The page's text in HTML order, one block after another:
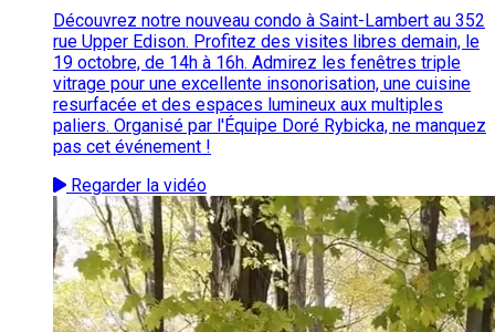
Découvrez notre nouveau condo à Saint-Lambert au 352
rue Upper Edison. Profitez des visites libres demain, le
19 octobre, de 14h à 16h. Admirez les fenêtres triple
vitrage pour une excellente insonorisation, une cuisine
resurfacée et des espaces lumineux aux multiples
paliers. Organisé par l'Équipe Doré Rybicka, ne manquez
pas cet événement !
Regarder la vidéo